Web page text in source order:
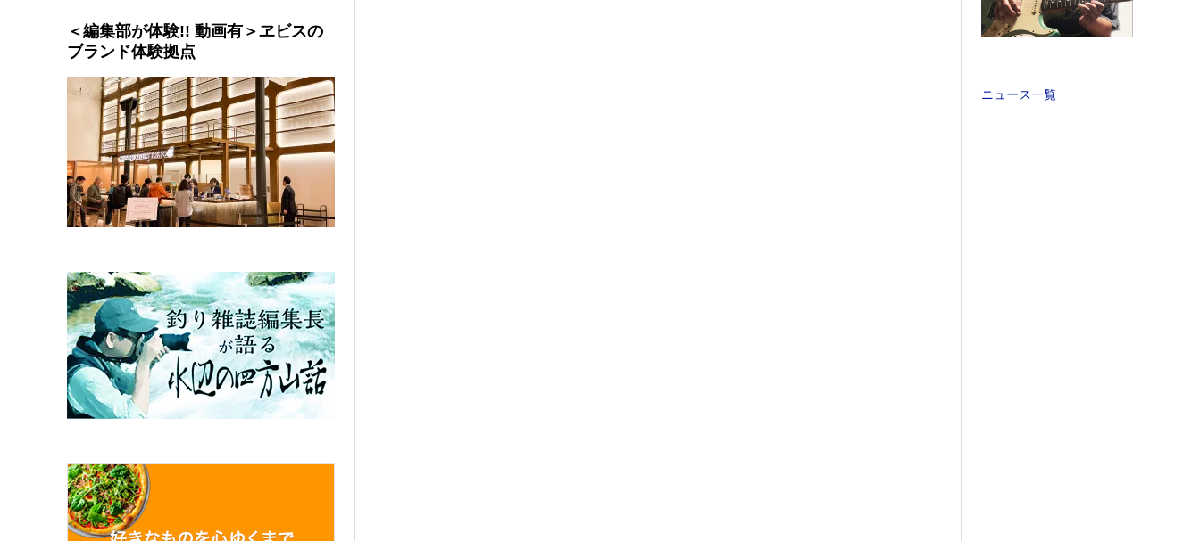
ニュース一覧
＜編集部が体験!! 動画有＞ヱビスの
ブランド体験拠点